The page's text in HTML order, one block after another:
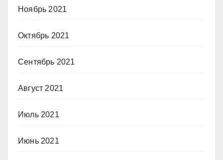
Ноябрь 2021
Октябрь 2021
Сентябрь 2021
Август 2021
Июль 2021
Июнь 2021